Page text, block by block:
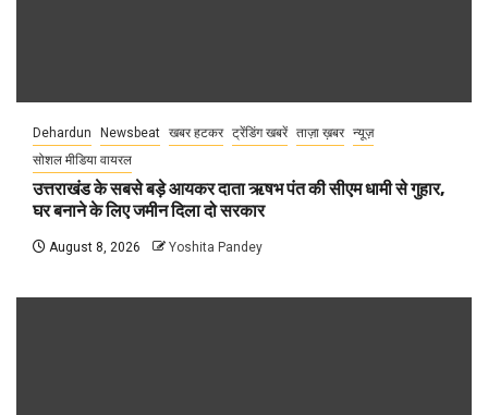
Dehardun Newsbeat खबर हटकर ट्रेंडिंग खबरें ताज़ा ख़बर न्यूज़
सोशल मीडिया वायरल
उत्तराखंड के सबसे बड़े आयकर दाता ऋषभ पंत की सीएम धामी से गुहार,
घर बनाने के लिए जमीन दिला दो सरकार
August 8, 2026 Yoshita Pandey